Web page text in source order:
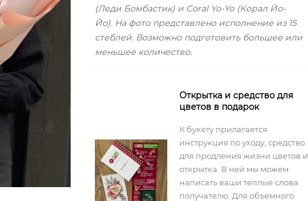
(Леди Бомбастик) и Coral Yo-Yo (Корал Йо-
Йо). На фото представлено исполнение из 15
стеблей. Возможно подготовить большее или
меньшее количество.
Открытка и средство для
цветов в подарок
К букету прилагается
инструкция по уходу, средство
для продления жизни цветов и
открытка. В ней мы можем
написать ваши теплые слова
получателю. Для объемного